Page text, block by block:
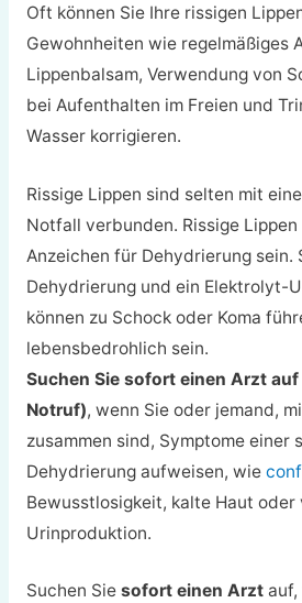
Oft können Sie Ihre rissigen
Gewohnheiten wie regelmäßiges
Lippenbalsam, Verwendung von
bei Aufenthalten im Freien und
Wasser korrigieren.
Rissige Lippen sind selten mit
Notfall verbunden. Rissige
Anzeichen für Dehydrierung sein.
Dehydrierung und ein Elektrolyt-
können zu Schock oder Koma
lebensbedrohlich sein.
Suchen Sie sofort einen Arzt
Notruf), wenn Sie oder jemand,
zusammen sind, Symptome einer
Dehydrierung aufweisen, wie
Bewusstlosigkeit, kalte Haut
Urinproduktion.
Suchen Sie sofort einen Arztauf,